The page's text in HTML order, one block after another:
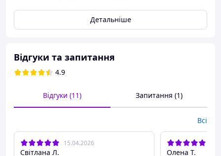
М'ясо креветки королівської замороженої добре
поєднується із сушею, локшиною, рисом і
овочами.
Характеристики:
Вага: 1 кг
Пакування:
Походження:Індія
Температура зберігання (°C):-18°С - 20°С
Детальніше
Відгуки та запитання
4.9
Відгуки (11) Запитання (1)
Всі
15.04.2026
Світлана Л. Олена Т.